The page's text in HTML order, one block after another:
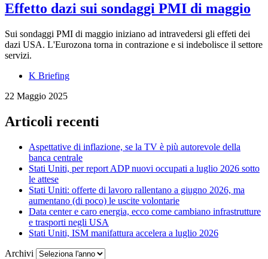
Effetto dazi sui sondaggi PMI di maggio
Sui sondaggi PMI di maggio iniziano ad intravedersi gli effeti dei
dazi USA. L'Eurozona torna in contrazione e si indebolisce il settore
servizi.
K Briefing
22 Maggio 2025
Articoli recenti
Aspettative di inflazione, se la TV è più autorevole della
banca centrale
Stati Uniti, per report ADP nuovi occupati a luglio 2026 sotto
le attese
Stati Uniti: offerte di lavoro rallentano a giugno 2026, ma
aumentano (di poco) le uscite volontarie
Data center e caro energia, ecco come cambiano infrastrutture
e trasporti negli USA
Stati Uniti, ISM manifattura accelera a luglio 2026
Archivi